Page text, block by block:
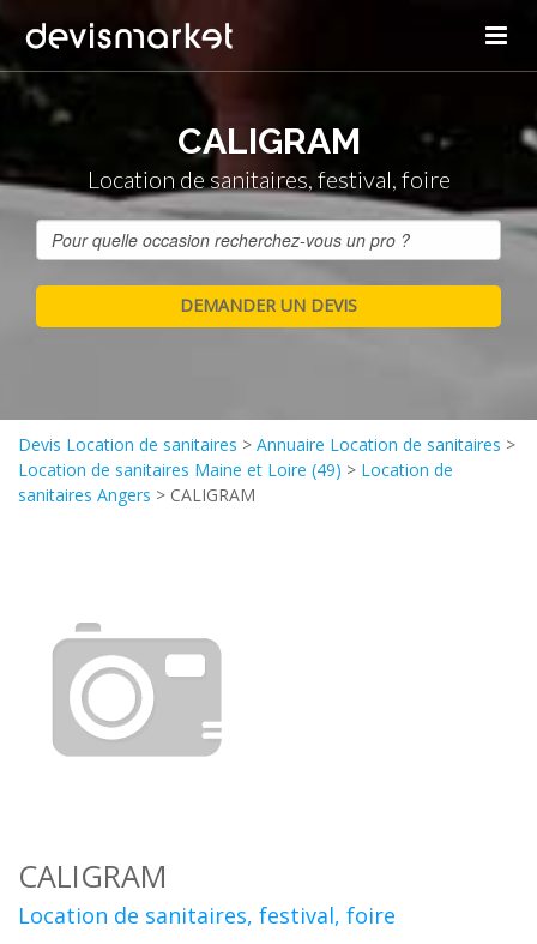
CALIGRAM
Location de sanitaires, festival, foire
Devis Location de sanitaires > Annuaire Location de sanitaires >
Location de sanitaires Maine et Loire (49) > Location de
sanitaires Angers > CALIGRAM
CALIGRAM
Location de sanitaires, festival, foire